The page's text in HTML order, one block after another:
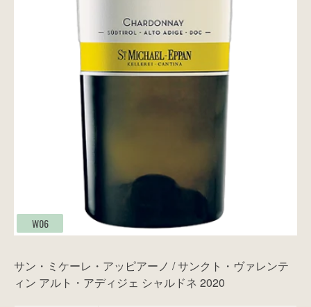
W06
サン・ミケーレ・アッピアーノ / サンクト・ヴァレンテ
ィン アルト・アディジェ シャルドネ 2020